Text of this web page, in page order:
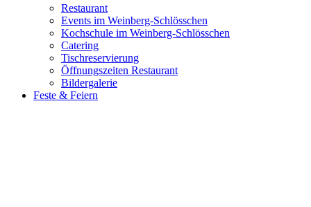
Restaurant
Events im Weinberg-Schlösschen
Kochschule im Weinberg-Schlösschen
Catering
Tischreservierung
Öffnungszeiten Restaurant
Bildergalerie
Feste & Feiern